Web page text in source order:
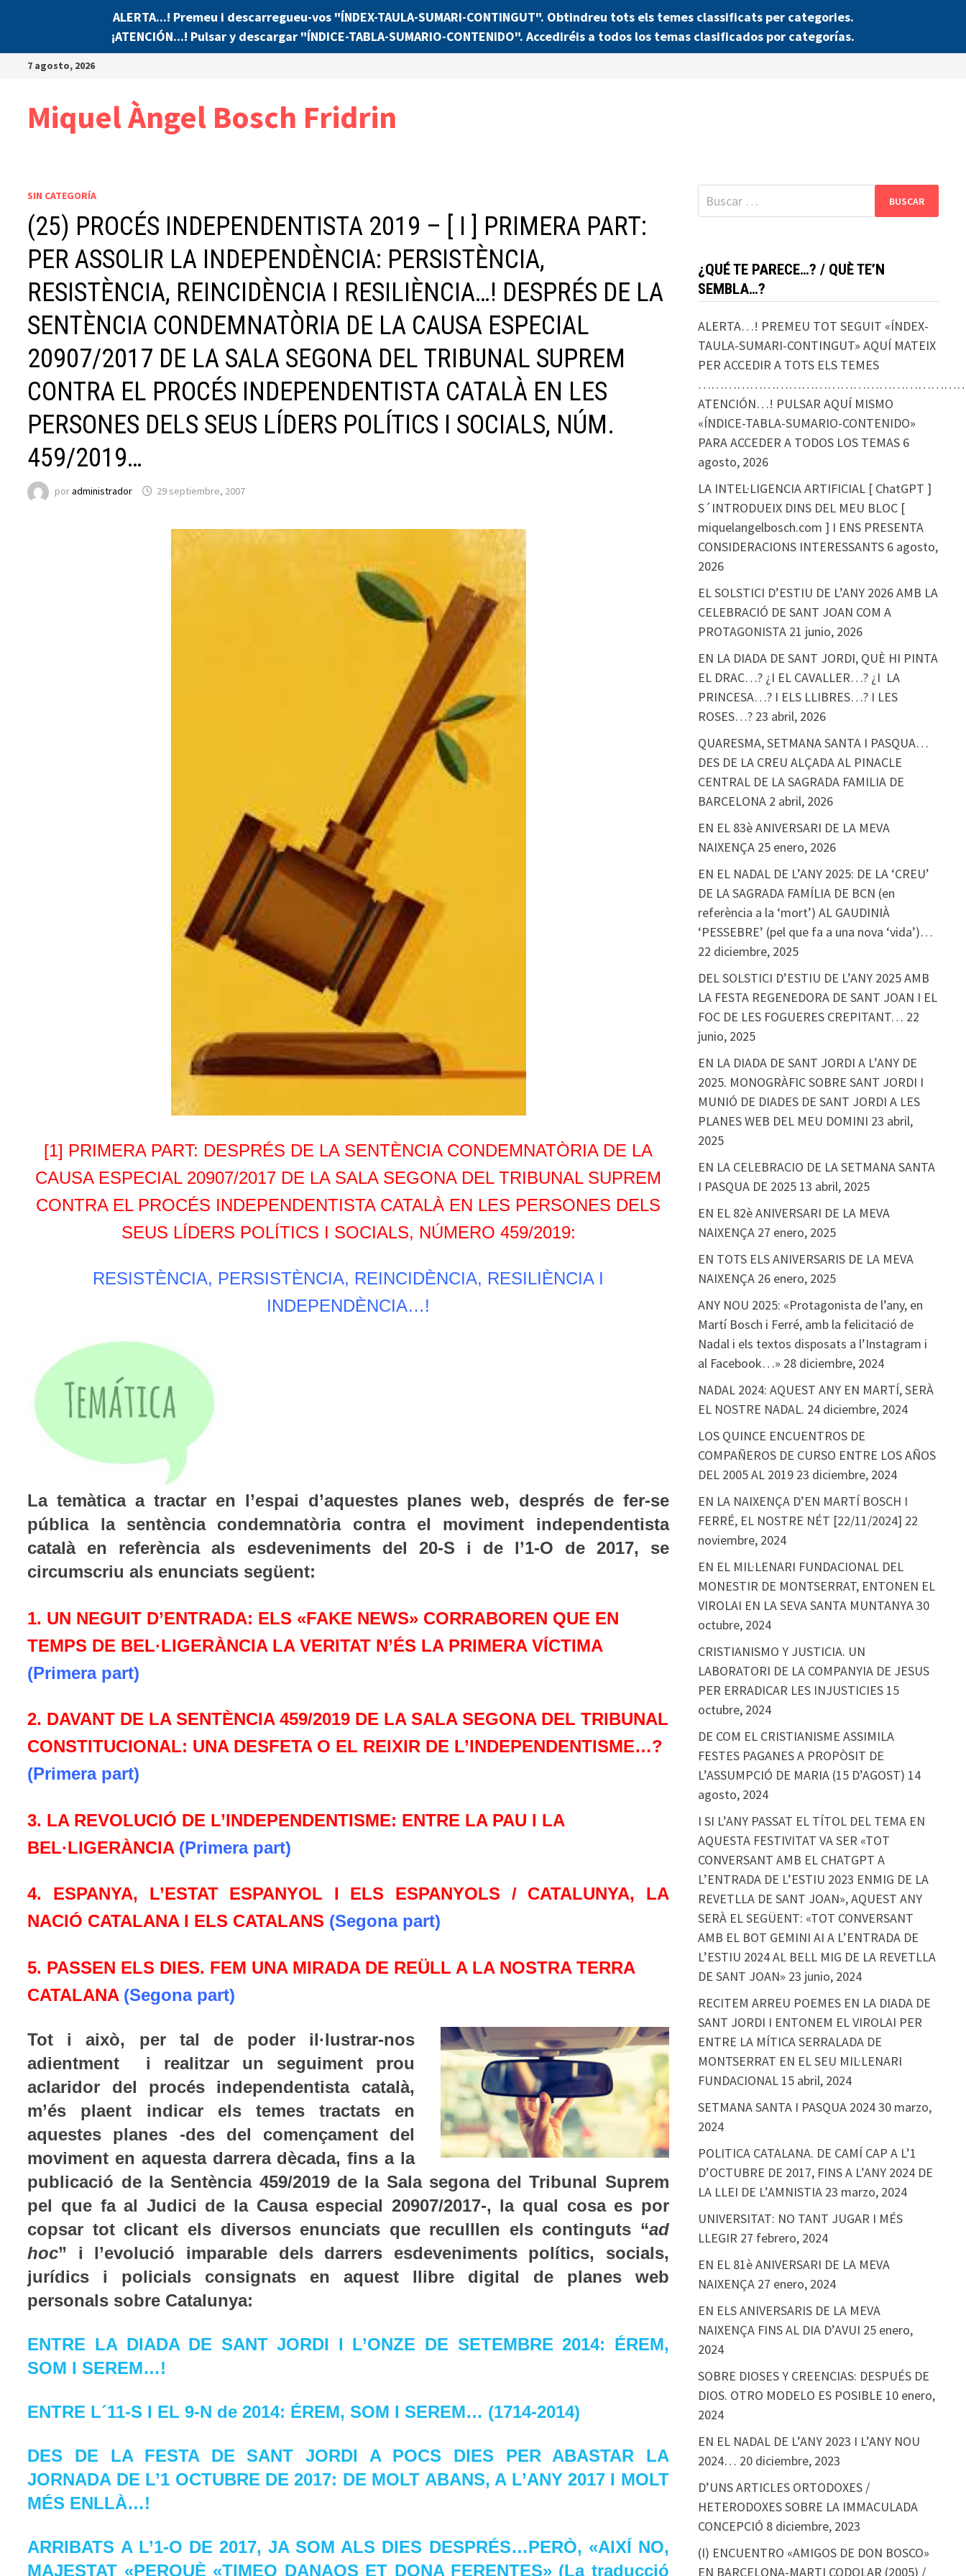
ALERTA...! Premeu i descarregueu-vos "ÍNDEX-TAULA-SUMARI-CONTINGUT". Obtindreu tots els temes classificats per categories.
¡ATENCIÓN...! Pulsar y descargar "ÍNDICE-TABLA-SUMARIO-CONTENIDO". Accediréis a todos los temas clasificados por categorías.
Saltar7 agosto, 2026
Miquel Àngel Bosch Fridrin
SIN CATEGORÍA
(25) PROCÉS INDEPENDENTISTA 2019 – [ I ] PRIMERA PART:
PER ASSOLIR LA INDEPENDÈNCIA: PERSISTÈNCIA,
RESISTÈNCIA, REINCIDÈNCIA I RESILIÈNCIA…! DESPRÉS DE LA
SENTÈNCIA CONDEMNATÒRIA DE LA CAUSA ESPECIAL
20907/2017 DE LA SALA SEGONA DEL TRIBUNAL SUPREM
CONTRA EL PROCÉS INDEPENDENTISTA CATALÀ EN LES
PERSONES DELS SEUS LÍDERS POLÍTICS I SOCIALS, NÚM.
459/2019…
poradministrador 29 septiembre, 2007
[1] PRIMERA PART: DESPRÉS DE LA SENTÈNCIA CONDEMNATÒRIA DE LA
CAUSA ESPECIAL 20907/2017 DE LA SALA SEGONA DEL TRIBUNAL SUPREM
CONTRA EL PROCÉS INDEPENDENTISTA CATALÀ EN LES PERSONES DELS
SEUS LÍDERS POLÍTICS I SOCIALS, NÚMERO 459/2019:
RESISTÈNCIA, PERSISTÈNCIA, REINCIDÈNCIA, RESILIÈNCIA I
INDEPENDÈNCIA…!
La temàtica a tractar en l’espai d’aquestes planes web, després de fer-se
pública la sentència condemnatòria contra el moviment independentista
català en referència als esdeveniments del 20-S i de l’1-O de 2017, se
circumscriu als enunciats següent:
1. UN NEGUIT D’ENTRADA: ELS «FAKE NEWS» CORRABOREN QUE EN
TEMPS DE BEL·LIGERÀNCIA LA VERITAT N’ÉS LA PRIMERA VÍCTIMA
(Primera part)
2. DAVANT DE LA SENTÈNCIA 459/2019 DE LA SALA SEGONA DEL TRIBUNAL
CONSTITUCIONAL: UNA DESFETA O EL REIXIR DE L’INDEPENDENTISME…?
(Primera part)
3. LA REVOLUCIÓ DE L’INDEPENDENTISME: ENTRE LA PAU I LA
BEL·LIGERÀNCIA (Primera part)
4. ESPANYA, L’ESTAT ESPANYOL I ELS ESPANYOLS / CATALUNYA, LA
NACIÓ CATALANA I ELS CATALANS (Segona part)
5. PASSEN ELS DIES. FEM UNA MIRADA DE REÜLL A LA NOSTRA TERRA
CATALANA (Segona part)
Tot i això, per tal de poder il·lustrar-nos
adientment i realitzar un seguiment prou
aclaridor del procés independentista català,
m’és plaent indicar els temes tractats en
aquestes planes -des del començament del
moviment en aquesta darrera dècada, fins a la
publicació de la Sentència 459/2019 de la Sala segona del Tribunal Suprem
pel que fa al Judici de la Causa especial 20907/2017-, la qual cosa es por
copsar tot clicant els diversos enunciats que reculllen els continguts “ad
hoc” i l’evolució imparable dels darrers esdeveniments polítics, socials,
jurídics i policials consignats en aquest llibre digital de planes web
personals sobre Catalunya:
ENTRE LA DIADA DE SANT JORDI I L’ONZE DE SETEMBRE 2014: ÉREM,
SOM I SEREM…!
ENTRE L´11-S I EL 9-N de 2014: ÉREM, SOM I SEREM… (1714-2014)
DES DE LA FESTA DE SANT JORDI A POCS DIES PER ABASTAR LA
JORNADA DE L’1 OCTUBRE DE 2017: DE MOLT ABANS, A L’ANY 2017 I MOLT
MÉS ENLLÀ…!
ARRIBATS A L’1-O DE 2017, JA SOM ALS DIES DESPRÉS…PERÒ, «AIXÍ NO,
MAJESTAT «PERQUÈ «TIMEO DANAOS ET DONA FERENTES» (La traducció
Buscar:
¿QUÉ TE PARECE…? / QUÈ TE’N
SEMBLA…?
ALERTA…! PREMEU TOT SEGUIT «ÍNDEX-
TAULA-SUMARI-CONTINGUT» AQUÍ MATEIX
PER ACCEDIR A TOTS ELS TEMES
ATENCIÓN…! PULSAR AQUÍ MISMO
«ÍNDICE-TABLA-SUMARIO-CONTENIDO»
PARA ACCEDER A TODOS LOS TEMAS 6
agosto, 2026
LA INTEL·LIGENCIA ARTIFICIAL [ ChatGPT ]
S´INTRODUEIX DINS DEL MEU BLOC [
miquelangelbosch.com ] I ENS PRESENTA
CONSIDERACIONS INTERESSANTS 6 agosto,
2026
EL SOLSTICI D’ESTIU DE L’ANY 2026 AMB LA
CELEBRACIÓ DE SANT JOAN COM A
PROTAGONISTA 21 junio, 2026
EN LA DIADA DE SANT JORDI, QUÈ HI PINTA
EL DRAC…? ¿I EL CAVALLER…? ¿I LA
PRINCESA…? I ELS LLIBRES…? I LES
ROSES…? 23 abril, 2026
QUARESMA, SETMANA SANTA I PASQUA…
DES DE LA CREU ALÇADA AL PINACLE
CENTRAL DE LA SAGRADA FAMILIA DE
BARCELONA 2 abril, 2026
EN EL 83è ANIVERSARI DE LA MEVA
NAIXENÇA 25 enero, 2026
EN EL NADAL DE L’ANY 2025: DE LA ‘CREU’
DE LA SAGRADA FAMÍLIA DE BCN (en
referència a la ‘mort’) AL GAUDINIÀ
‘PESSEBRE’ (pel que fa a una nova ‘vida’)…
22 diciembre, 2025
DEL SOLSTICI D’ESTIU DE L’ANY 2025 AMB
LA FESTA REGENEDORA DE SANT JOAN I EL
FOC DE LES FOGUERES CREPITANT… 22
junio, 2025
EN LA DIADA DE SANT JORDI A L’ANY DE
2025. MONOGRÀFIC SOBRE SANT JORDI I
MUNIÓ DE DIADES DE SANT JORDI A LES
PLANES WEB DEL MEU DOMINI 23 abril,
2025
EN LA CELEBRACIO DE LA SETMANA SANTA
I PASQUA DE 2025 13 abril, 2025
EN EL 82è ANIVERSARI DE LA MEVA
NAIXENÇA 27 enero, 2025
EN TOTS ELS ANIVERSARIS DE LA MEVA
NAIXENÇA 26 enero, 2025
ANY NOU 2025: «Protagonista de l’any, en
Martí Bosch i Ferré, amb la felicitació de
Nadal i els textos disposats a l’Instagram i
al Facebook…» 28 diciembre, 2024
NADAL 2024: AQUEST ANY EN MARTÍ, SERÀ
EL NOSTRE NADAL. 24 diciembre, 2024
LOS QUINCE ENCUENTROS DE
COMPAÑEROS DE CURSO ENTRE LOS AÑOS
DEL 2005 AL 2019 23 diciembre, 2024
EN LA NAIXENÇA D’EN MARTÍ BOSCH I
FERRÉ, EL NOSTRE NÉT [22/11/2024] 22
noviembre, 2024
EN EL MIL·LENARI FUNDACIONAL DEL
MONESTIR DE MONTSERRAT, ENTONEN EL
VIROLAI EN LA SEVA SANTA MUNTANYA30
octubre, 2024
CRISTIANISMO Y JUSTICIA. UN
LABORATORI DE LA COMPANYIA DE JESUS
PER ERRADICAR LES INJUSTICIES 15
octubre, 2024
DE COM EL CRISTIANISME ASSIMILA
FESTES PAGANES A PROPÒSIT DE
L’ASSUMPCIÓ DE MARIA (15 D’AGOST) 14
agosto, 2024
I SI L’ANY PASSAT EL TÍTOL DEL TEMA EN
AQUESTA FESTIVITAT VA SER «TOT
CONVERSANT AMB EL CHATGPT A
L’ENTRADA DE L’ESTIU 2023 ENMIG DE LA
REVETLLA DE SANT JOAN», AQUEST ANY
SERÀ EL SEGÜENT: «TOT CONVERSANT
AMB EL BOT GEMINI AI A L’ENTRADA DE
L’ESTIU 2024 AL BELL MIG DE LA REVETLLA
DE SANT JOAN» 23 junio, 2024
RECITEM ARREU POEMES EN LA DIADA DE
SANT JORDI I ENTONEM EL VIROLAI PER
ENTRE LA MÍTICA SERRALADA DE
MONTSERRAT EN EL SEU MIL·LENARI
FUNDACIONAL 15 abril, 2024
SETMANA SANTA I PASQUA 202430 marzo,
2024
POLITICA CATALANA. DE CAMÍ CAP A L’1
D’OCTUBRE DE 2017, FINS A L’ANY 2024 DE
LA LLEI DE L’AMNISTIA 23 marzo, 2024
UNIVERSITAT: NO TANT JUGAR I MÉS
LLEGIR 27 febrero, 2024
EN EL 81è ANIVERSARI DE LA MEVA
NAIXENÇA 27 enero, 2024
EN ELS ANIVERSARIS DE LA MEVA
NAIXENÇA FINS AL DIA D’AVUI 25 enero,
2024
SOBRE DIOSES Y CREENCIAS: DESPUÉS DE
DIOS. OTRO MODELO ES POSIBLE 10 enero,
2024
EN EL NADAL DE L’ANY 2023 I L’ANY NOU
2024… 20 diciembre, 2023
D’UNS ARTICLES ORTODOXES /
HETERODOXES SOBRE LA IMMACULADA
CONCEPCIÓ 8 diciembre, 2023
(I) ENCUENTRO «AMIGOS DE DON BOSCO»
EN BARCELONA-MARTI CODOLAR (2005) /